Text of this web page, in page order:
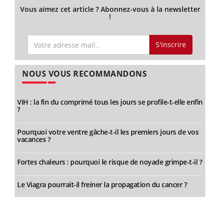
Vous aimez cet article ? Abonnez-vous à la newsletter
!
S'inscrire
NOUS VOUS RECOMMANDONS
VIH : la fin du comprimé tous les jours se profile-t-elle enfin
?
Pourquoi votre ventre gâche-t-il les premiers jours de vos
vacances ?
Fortes chaleurs : pourquoi le risque de noyade grimpe-t-il ?
Le Viagra pourrait-il freiner la propagation du cancer ?